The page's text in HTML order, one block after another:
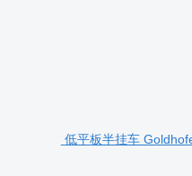
低平板半挂车